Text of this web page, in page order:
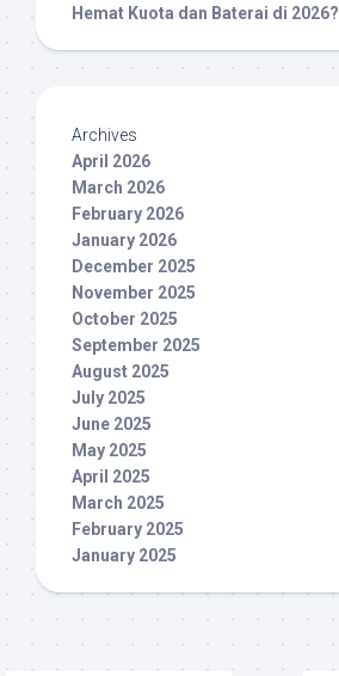
Hemat Kuota dan Baterai di 2026?
Archives
April 2026
March 2026
February 2026
January 2026
December 2025
November 2025
October 2025
September 2025
August 2025
July 2025
June 2025
May 2025
April 2025
March 2025
February 2025
January 2025